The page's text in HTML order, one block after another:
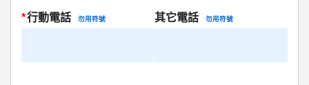
*行動電話 勿用符號 其它電話 勿用符號